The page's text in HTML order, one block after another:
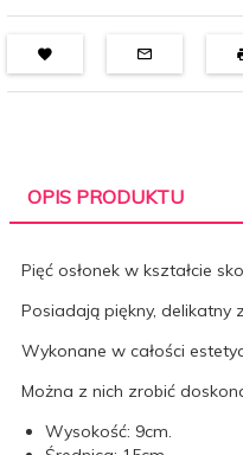
OPIS PRODUKTU
Pięć osłonek w kształcie
Posiadają piękny, delikatny
Wykonane w całości
Można z nich zrobić
Wysokość: 9cm.